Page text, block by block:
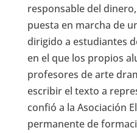
responsable del
puesta en marcha de
dirigido a estudiantes
en el que los propios
profesores de arte
escribir el texto a
confió a la Asociación
permanente de